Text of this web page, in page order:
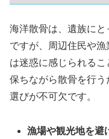
海洋散骨は、遺族に
ですが、周辺住民や
は迷惑に感じられる
保ちながら散骨を行
選びが不可欠です。
漁場や観光地を避